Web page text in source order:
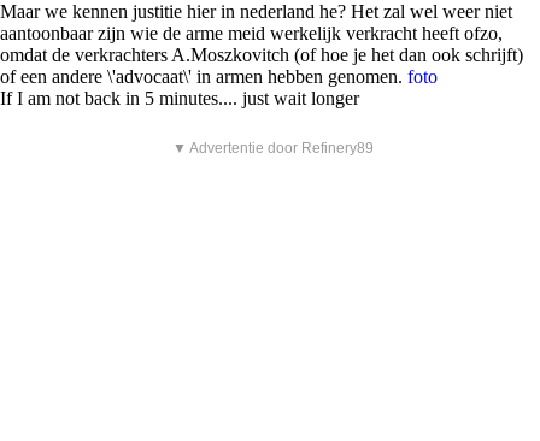
Maar we kennen justitie hier in nederland he? Het zal wel weer niet
aantoonbaar zijn wie de arme meid werkelijk verkracht heeft ofzo,
omdat de verkrachters A.Moszkovitch (of hoe je het dan ook schrijft)
of een andere \'advocaat\' in armen hebben genomen. foto
If I am not back in 5 minutes.... just wait longer
▼ Advertentie door Refinery89